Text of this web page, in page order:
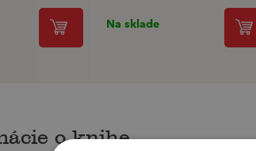
Na sklade
o knihe